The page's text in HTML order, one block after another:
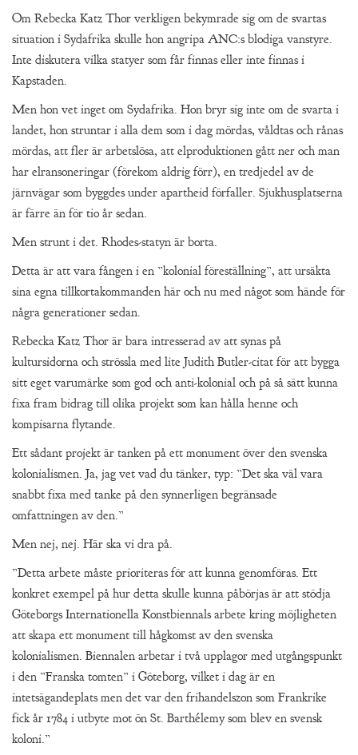
Om Rebecka Katz Thor verkligen bekymrade sig om de svartas
situation i Sydafrika skulle hon angripa ANC:s blodiga vanstyre.
Inte diskutera vilka statyer som får finnas eller inte finnas i
Kapstaden.
Men hon vet inget om Sydafrika. Hon bryr sig inte om de svarta i
landet, hon struntar i alla dem som i dag mördas, våldtas och rånas
mördas, att fler är arbetslösa, att elproduktionen gått ner och man
har elransoneringar (förekom aldrig förr), en tredjedel av de
järnvägar som byggdes under apartheid förfaller. Sjukhusplatserna
är färre än för tio år sedan.
Men strunt i det. Rhodes-statyn är borta.
Detta är att vara fången i en ”kolonial föreställning”, att ursäkta
sina egna tillkortakommanden här och nu med något som hände för
några generationer sedan.
Rebecka Katz Thor är bara intresserad av att synas på
kultursidorna och strössla med lite Judith Butler-citat för att bygga
sitt eget varumärke som god och anti-kolonial och på så sätt kunna
fixa fram bidrag till olika projekt som kan hålla henne och
kompisarna flytande.
Ett sådant projekt är tanken på ett monument över den svenska
kolonialismen. Ja, jag vet vad du tänker, typ: ”Det ska väl vara
snabbt fixa med tanke på den synnerligen begränsade
omfattningen av den.”
Men nej, nej. Här ska vi dra på.
”Detta arbete måste prioriteras för att kunna genomföras. Ett
konkret exempel på hur detta skulle kunna påbörjas är att stödja
Göteborgs Internationella Konstbiennals arbete kring möjligheten
att skapa ett monument till hågkomst av den svenska
kolonialismen. Biennalen arbetar i två upplagor med utgångspunkt
i den ”Franska tomten” i Göteborg, vilket i dag är en
intetsägandeplats men det var den frihandelszon som Frankrike
fick år 1784 i utbyte mot ön St. Barthélemy som blev en svensk
koloni.”